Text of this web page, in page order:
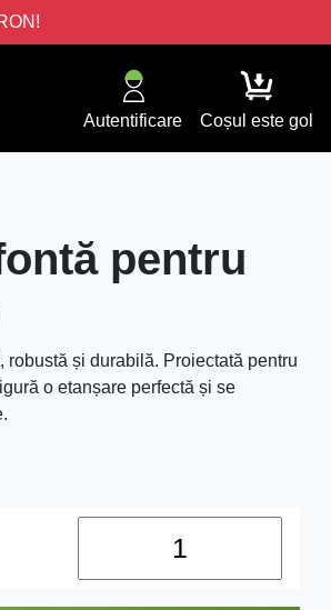
Autentificare
Coșul este gol
pentru
robustă și durabilă. Proiectată pentru
o etanșare perfectă și se